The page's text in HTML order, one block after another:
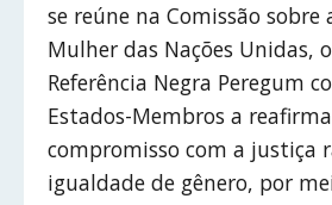
se reúne na Comissão sobre
Mulher das Nações Unidas,
Referência Negra Peregum
Estados-Membros a
compromisso com a justiça
igualdade de gênero, por